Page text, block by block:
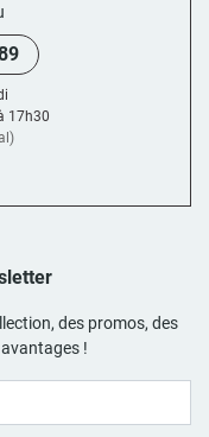
des promos, des
!
17h30